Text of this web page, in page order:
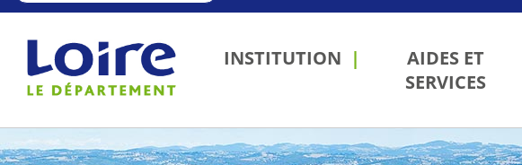
INSTITUTION
AIDES ET
SERVICES